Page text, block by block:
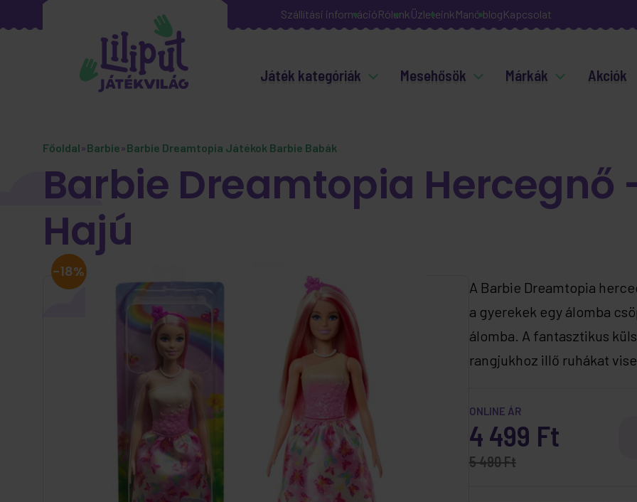
Szállítási információRólunk Üzleteink Manó blogKapcsolat
Játék kategóriák Mesehősök Márkák Akciók
Főoldal»Barbie»Barbie Dreamtopia Játékok Barbie Babák
Barbie Dreamtopia Hercegnő
Hajú
-18%
A Barbie Dreamtopia
a gyerekek egy álomba
álomba. A fantasztikus
rangjukhoz illő ruhákat
ONLINE ÁR
4 499 Ft
5 490 Ft